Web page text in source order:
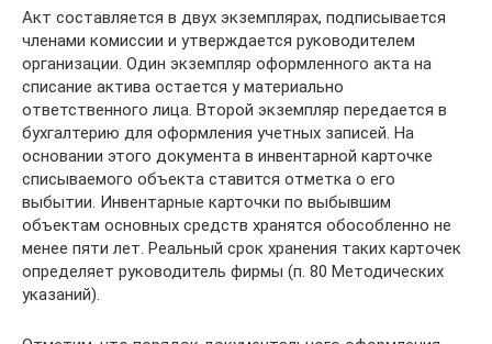
Акт составляется в двух экземплярах, подписывается
членами комиссии и утверждается руководителем
организации. Один экземпляр оформленного акта на
списание актива остается у материально
ответственного лица. Второй экземпляр передается в
бухгалтерию для оформления учетных записей. На
основании этого документа в инвентарной карточке
списываемого объекта ставится отметка о его
выбытии. Инвентарные карточки по выбывшим
объектам основных средств хранятся обособленно не
менее пяти лет. Реальный срок хранения таких карточек
определяет руководитель фирмы (п. 80 Методических
указаний).